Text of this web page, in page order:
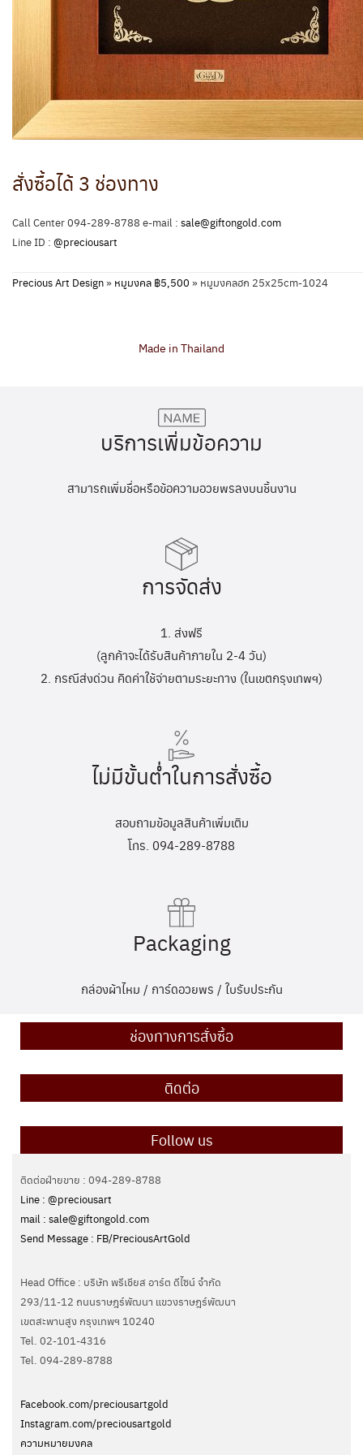
สั่งซื้อได้ 3 ช่องทาง
Call Center 094-289-8788 e-mail : sale@giftongold.com
Line ID : @preciousart
Precious Art Design» หมูมงคล ฿5,500 » หมูมงคลฮก 25x25cm-1024
Made in Thailand
บริการเพิ่มข้อความ
สามารถเพิ่มชื่อหรือข้อความอวยพรลงบนชิ้นงาน
การจัดส่ง
1. ส่งฟรี
(ลูกค้าจะได้รับสินค้าภายใน 2-4 วัน)
2. กรณีส่งด่วน คิดค่าใช้จ่ายตามระยะทาง (ในเขตกรุงเทพฯ)
ไม่มีขั้นต่ำในการสั่งซื้อ
สอบถามข้อมูลสินค้าเพิ่มเติม
โทร. 094-289-8788
Packaging
กล่องผ้าไหม / การ์ดอวยพร / ใบรับประกัน
ช่องทางการสั่งซื้อ
ติดต่อ
Follow us
ติดต่อฝ่ายขาย : 094-289-8788
Line : @preciousart
mail : sale@giftongold.com
Send Message : FB/PreciousArtGold
Head Office : บริษัท พรีเชียส อาร์ต ดีไซน์ จำกัด
293/11-12 ถนนราษฎร์พัฒนา แขวงราษฎร์พัฒนา
เขตสะพานสูง กรุงเทพฯ 10240
Tel. 02-101-4316
Tel. ‭094-289-8788‬
Facebook.com/preciousartgold
Instagram.com/preciousartgold
ความหมายมงคล